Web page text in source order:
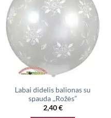
Labai didelis balionas su
spauda ,,Rožės”
2,40€